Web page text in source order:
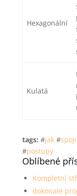
Hexagonální
Kulatá
tags: #jak#
#postupy
Oblíbené
Kompletní
dokonalé